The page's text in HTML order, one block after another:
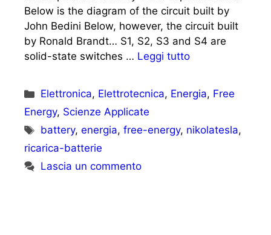
Below is the diagram of the circuit built by
John Bedini Below, however, the circuit built
by Ronald Brandt… S1, S2, S3 and S4 are
solid-state switches … Leggi tutto
Categorie
Elettronica, Elettrotecnica, Energia, Free
Energy, Scienze Applicate
Tag
battery,energia,free-energy, nikolatesla,
ricarica-batterie
Lascia un commento